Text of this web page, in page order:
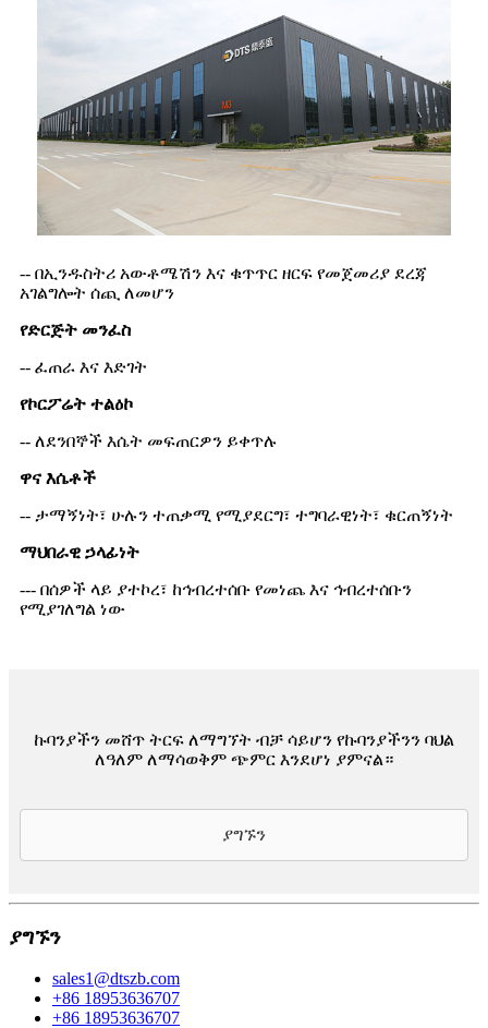
-- በኢንዱስትሪ አውቶሜሽን እና ቁጥጥር ዘርፍ የመጀመሪያ ደረጃ
አገልግሎት ሰጪ ለመሆን
የድርጅት መንፈስ
-- ፈጠራ እና እድገት
የኮርፖሬት ተልዕኮ
-- ለደንበኞች እሴት መፍጠርዎን ይቀጥሉ
ዋና እሴቶች
-- ታማኝነት፣ ሁሉን ተጠቃሚ የሚያደርግ፣ ተግባራዊነት፣ ቁርጠኝነት
ማህበራዊ ኃላፊነት
--- በሰዎች ላይ ያተኮረ፣ ከኅብረተሰቡ የመነጨ እና ኅብረተሰቡን
የሚያገለግል ነው
ኩባንያችን መሸጥ ትርፍ ለማግኘት ብቻ ሳይሆን የኩባንያችንን ባህል
ለዓለም ለማሳወቅም ጭምር እንደሆነ ያምናል።
ያግኙን
ያግኙን
sales1@dtszb.com
+86 18953636707
+86 18953636707